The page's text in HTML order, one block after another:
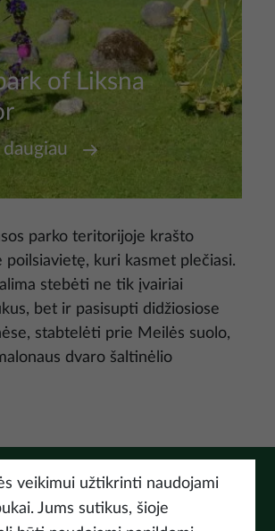
of Liksna
parko teritorijoje krašto
poilsiavietę, kuri kasmet plečiasi.
stebėti ne tik įvairiai
bet ir pasisupti didžiosiose
stabtelėti prie Meilės suolo,
dvaro šaltinėlio
Pinterest YoutubeThreads
veikimui užtikrinti naudojami
Jums sutikus, šioje